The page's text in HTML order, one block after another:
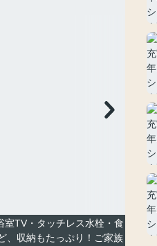
室TV・タッチレス水栓・食
、収納もたっぷり！ご家族